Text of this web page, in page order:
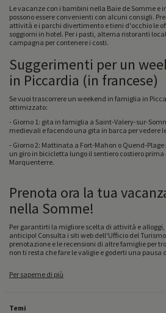
Le vacanze con i bambini nella Baie de Somme
possono essere convenienti con alcuni consigli.
attività e i parchi divertimento e tieni d'occhio le
soggiorni in hotel. Per i pasti, alterna ristoranti
campagna per contenere i costi.
Suggerimenti per un
in Piccardia (in francese)
Se vuoi trascorrere un weekend in famiglia in
ottimizzato:
- Giorno 1: gita in famiglia a Saint-Valery-sur-
medievali e facendo una gita in barca per vedere
- Giorno 2: Mattinata a Fort-Mahon o Quend-
un giro in bicicletta lungo il sentiero costiero prima
Marquenterre.
Prenota ora la tua
nella Somme!
Per garantirti la migliore scelta di attività e
anticipo! Consulta i siti web dell'Ufficio del
prenotazione e le recensioni di altre famiglie per
non ti resta che fare le valigie e goderti una
Per saperne di più
Temi